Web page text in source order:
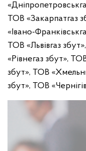
ТОВ «Закарпатгаз
«Івано-
ТОВ «Львівгаз
«Рівнегаз збут»,
збут», ТОВ
збут», ТОВ